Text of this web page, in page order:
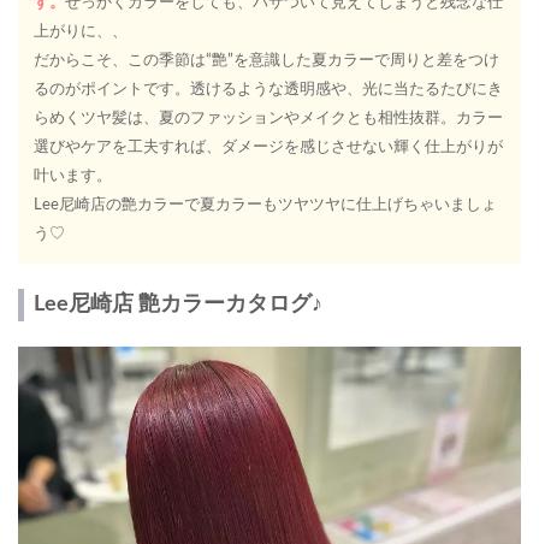
上がりに、、
だからこそ、この季節は“艶”を意識した夏カラーで周りと差をつけ
るのがポイントです。透けるような透明感や、光に当たるたびにき
らめくツヤ髪は、夏のファッションやメイクとも相性抜群。カラー
選びやケアを工夫すれば、ダメージを感じさせない輝く仕上がりが
叶います。
Lee尼崎店の艶カラーで夏カラーもツヤツヤに仕上げちゃいましょ
う♡
Lee尼崎店 艶カラーカタログ♪